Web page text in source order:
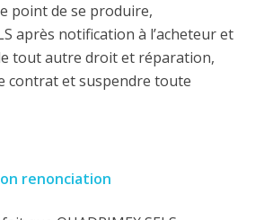
point de se produire,
après notification à l’acheteur et
tout autre droit et réparation,
contrat et suspendre toute
renonciation